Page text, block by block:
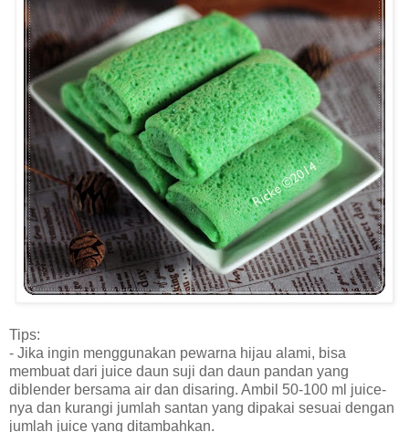
Tips:
- Jika ingin menggunakan pewarna hijau alami, bisa
membuat dari juice daun suji dan daun pandan yang
diblender bersama air dan disaring. Ambil 50-100 ml juice-
nya dan kurangi jumlah santan yang dipakai sesuai dengan
jumlah juice yang ditambahkan.